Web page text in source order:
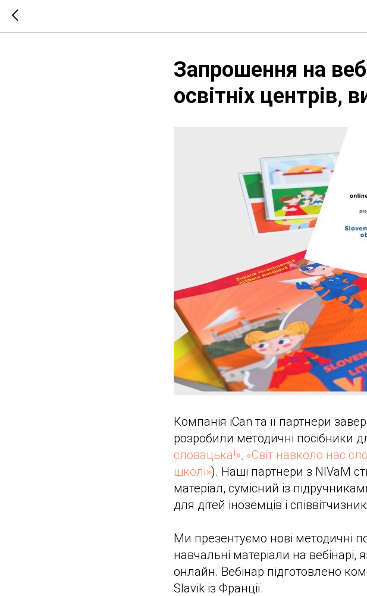
Запрошення на
освітніх центрів,
Компанія iCan та її партнери
розробили методичні посібники
словацька!», «Світ навколо нас
школі»). Наші партнери з NIVaM
матеріал, сумісний із
для дітей іноземців і
Ми презентуємо нові методичні
навчальні матеріали на
онлайн. Вебінар підготовлено
Slavik із Франції.